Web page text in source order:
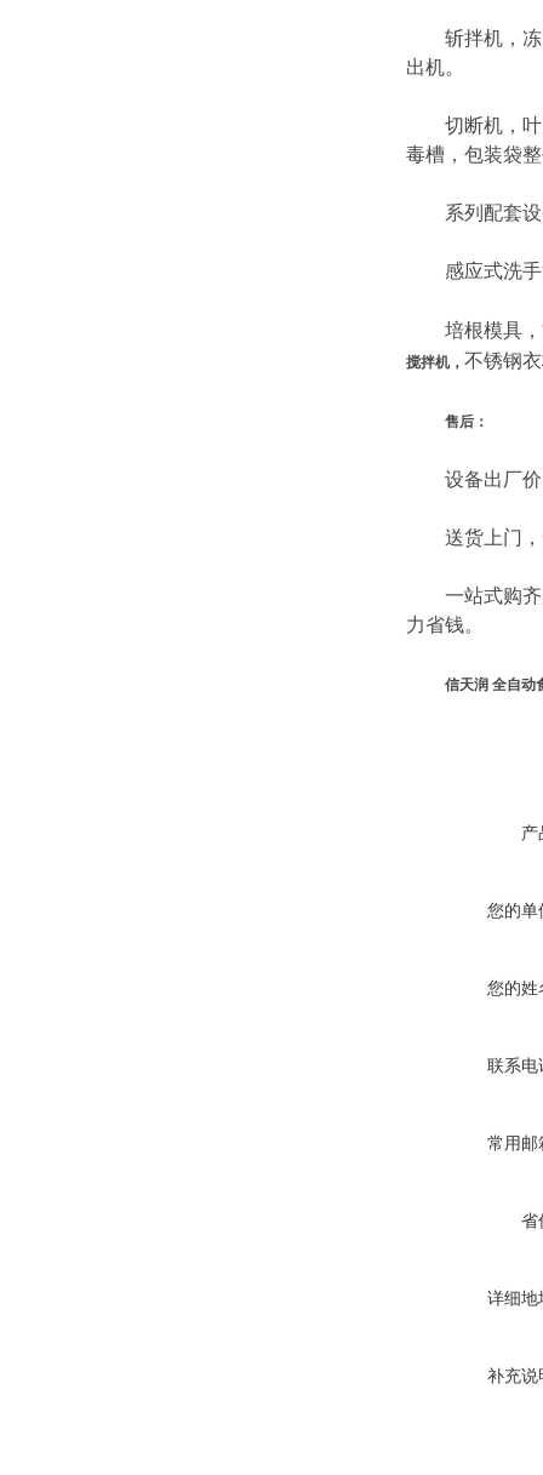
斩拌机，冻肉
出机。
切断机，叶片
毒槽，包装袋
系列配套设
感应式洗手
培根模具，
搅拌机， 不锈钢
售后：
设备出厂价
送货上门，
一站式购齐宠
力省钱。
信天润 全自动
产
您的单
您的姓
联系电
常用邮
省
详细地
补充说